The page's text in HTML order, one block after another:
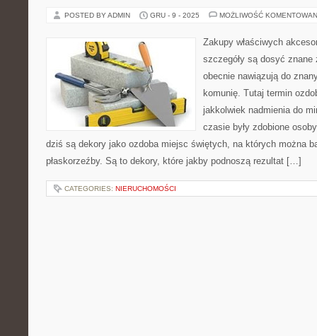
POSTED BY ADMIN GRU - 9 - 2025 MOŻLIWOŚĆ
Zakupy właściwych
szczegóły są dosyć
obecnie nawiązują do
komunię. Tutaj termin
jakkolwiek nadmienia do
czasie były zdobione
dziś są dekory jako ozdoba miejsc świętych, na których można
płaskorzeźby. Są to dekory, które jakby podnoszą rezultat […]
CATEGORIES: NIERUCHOMOŚCI